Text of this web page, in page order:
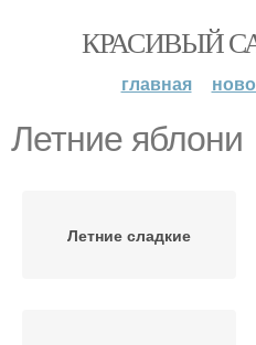
КРАСИВЫЙ
главная
Летние яблони
Летние сладкие